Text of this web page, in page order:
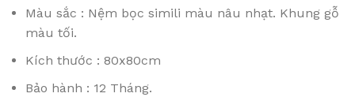
Màu sắc : Nệm bọc simili màu nâu nhạt. Khung gỗ
màu tối.
Kích thước : 80x80cm
Bảo hành : 12 Tháng.